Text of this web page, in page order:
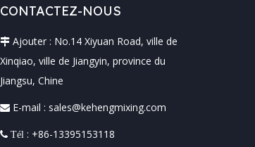
CONTACTEZ-NOUS
 Ajouter : No.14 Xiyuan Road, ville de
Xinqiao, ville de Jiangyin, province du
Jiangsu, Chine
 E-mail : sales@kehengmixing.com
 Tél : +86-13395153118